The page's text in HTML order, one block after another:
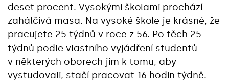
deset procent. Vysokými školami prochází
zahálčivá masa. Na vysoké škole je krásné, že
pracujete 25 týdnů v roce z 56. Po těch 25
týdnů podle vlastního vyjádření studentů
v některých oborech jim k tomu, aby
vystudovali, stačí pracovat 16 hodin týdně.